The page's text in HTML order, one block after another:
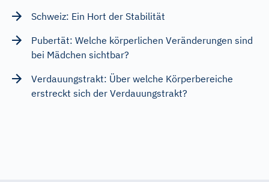
Schweiz: Ein Hort der Stabilität
Pubertät: Welche körperlichen Veränderungen sind
bei Mädchen sichtbar?
Verdauungstrakt: Über welche Körperbereiche
erstreckt sich der Verdauungstrakt?